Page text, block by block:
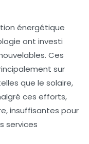
énergétique
ont investi
. Ces
sur
que le solaire,
ces efforts,
insuffisantes pour
services